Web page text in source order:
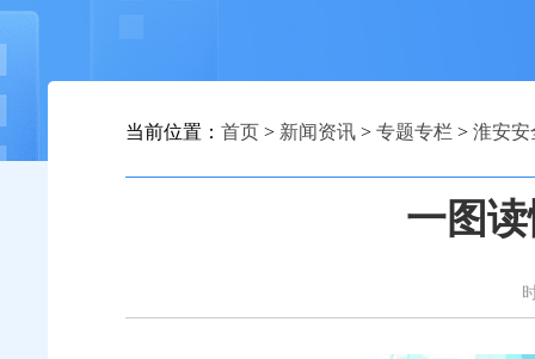
当前位置： 首页 > 新闻资讯 > 专题专栏 > 淮安安
一图